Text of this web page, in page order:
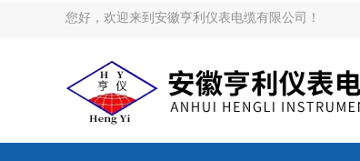
您好，欢迎来到安徽亨利仪表电缆有限公司！